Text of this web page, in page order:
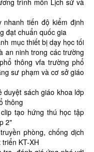
nhanh tiến độ kiểm định
đạt chuẩn quốc gia
mục thiết bị dạy học tối
an ninh trong các trường
thông vfa trường phổ
sư phạm và cơ sở giáo
duyệt sách giáo khoa lớp
thông
tạo hứng thú học tập
2"
phòng, chống dịch
KT-XH